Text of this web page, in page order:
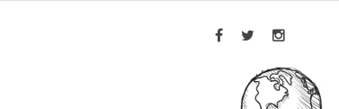
Facebook
TwitterInstagram